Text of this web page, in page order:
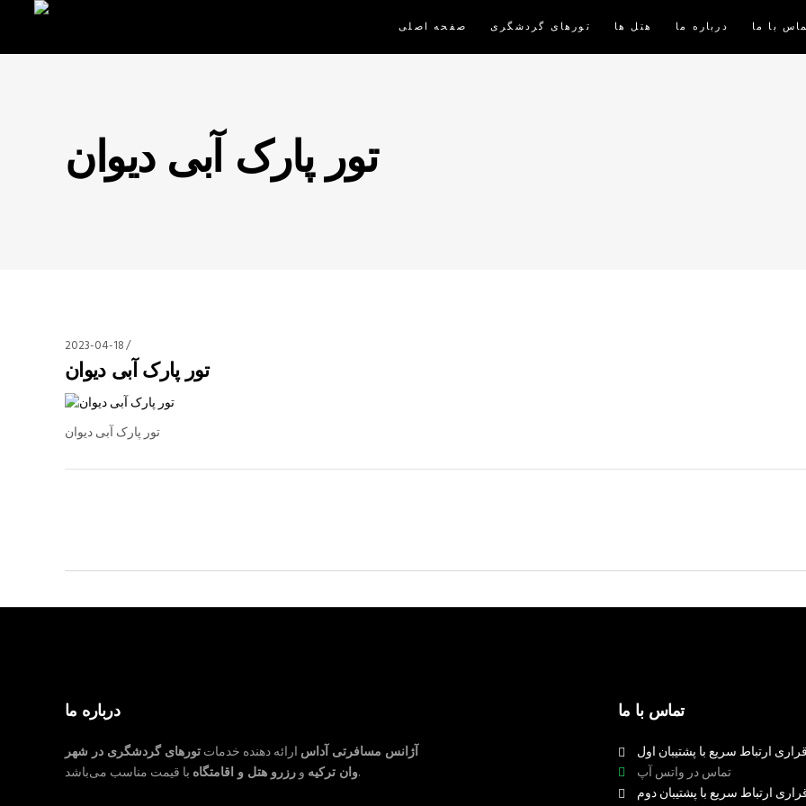
صفحه اصلی تورهای گردشگری هتل ها درباره ما با ما
تور پارک آبی دیوان
2023-04-18
تور پارک آبی دیوان
تور پارک آبی دیوان
درباره ما
آژانس مسافرتی آداس ارائه دهنده خدماتتورهای گردشگری در شهر
وان ترکیه ورزرو هتل و اقامتگاه با قیمت مناسب می‌باشد.
تماس با ما
ارتباط سریع با پشتیبان اول
تماس در واتس آپ
ارتباط سریع با پشتیبان دوم